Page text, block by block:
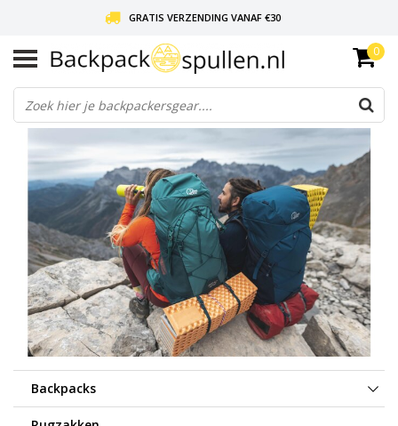
GRATIS VERZENDING VANAF €30
LIEFDE VOOR BACKPACKEN!
30 DAGEN GRATIS RETOUR
0
Backpacks